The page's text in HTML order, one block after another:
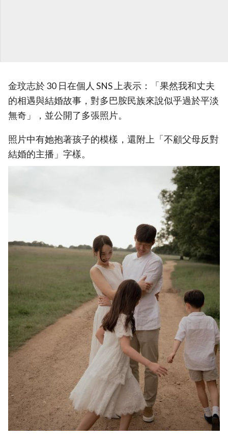
金玟志於 30 日在個人 SNS 上表示：「果然我和丈夫
的相遇與結婚故事，對多巴胺民族來說似乎過於平淡
無奇」，並公開了多張照片。
照片中有她抱著孩子的模樣，還附上「不顧父母反對
結婚的主播」字樣。